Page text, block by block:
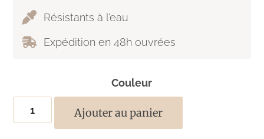
Résistants à l’eau
Expédition en 48h ouvrées
Couleur
Ajouter au panier